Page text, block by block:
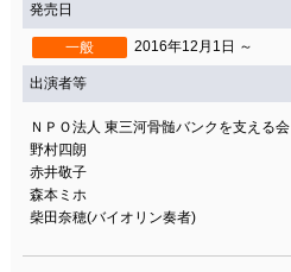
発売日
一般 2016年12月1日 ～
出演者等
ＮＰＯ法人 東三河骨髄バンクを支える会
野村四朗
赤井敬子
森本ミホ
柴田奈穂(バイオリン奏者)